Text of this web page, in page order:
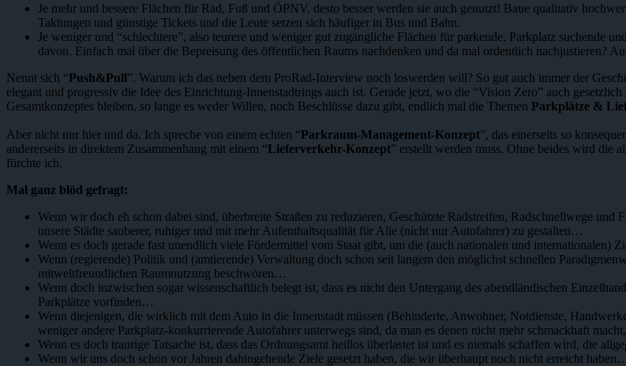
Je mehr und bessere Flächen für Rad, Fuß und ÖPNV, desto besser werden sie auch genutzt! Baue qualitativ
Taktungen und günstige Tickets und die Leute setzen sich häufiger in Bus und Bahn.
Je weniger und “schlechtere”, also teurere und weniger gut zugängliche Flächen für parkende, Parkplatz suchende
davon. Einfach mal über die Bepreisung des öffentlichen Raums nachdenken und da mal ordentlich nachjustieren?
Nennt sich “Push&Pull”. Warum ich das neben dem ProRad-Interview noch loswerden will? So gut auch immer der
elegant und progressiv die Idee des Einrichtung-Innenstadtrings auch ist. Gerade jetzt, wo die “Vision Zero” auch
Gesamtkonzeptes bleiben, so lange es weder Willen, noch Beschlüsse dazu gibt, endlich mal die Themen Parkplätze &
Aber nicht nur hier und da. Ich spreche von einem echten “Parkraum-Management-Konzept”, das einerseits so
andererseits in direktem Zusammenhang mit einem “Lieferverkehr-Konzept” erstellt werden muss. Ohne beides wird die
fürchte ich.
Mal ganz blöd gefragt:
Wenn wir doch eh schon dabei sind, überbreite Straßen zu reduzieren, Geschützte Radstreifen, Radschnellwege
unsere Städte sauberer, ruhiger und mit mehr Aufenthaltsqualität für Alle (nicht nur Autofahrer) zu gestalten…
Wenn es doch gerade fast unendlich viele Fördermittel vom Staat gibt, um die (auch nationalen und internationalen)
Wenn (regierende) Politik und (amtierende) Verwaltung doch schon seit langem den möglichst schnellen
mitweltfreundlichen Raumnutzung beschwören…
Wenn doch inzwischen sogar wissenschaftlich belegt ist, dass es nicht den Untergang des abendländischen
Parkplätze vorfinden…
Wenn diejenigen, die wirklich mit dem Auto in die Innenstadt müssen (Behinderte, Anwohner, Notdienste,
weniger andere Parkplatz-konkurrierende Autofahrer unterwegs sind, da man es denen nicht mehr schmackhaft
Wenn es doch traurige Tatsache ist, dass das Ordnungsamt heillos überlastet ist und es niemals schaffen wird, die
Wenn wir uns doch schon vor Jahren dahingehende Ziele gesetzt haben, die wir überhaupt noch nicht erreicht